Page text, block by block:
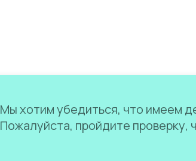
Мы хотим убедиться, что имеем
Пожалуйста, пройдите проверку,